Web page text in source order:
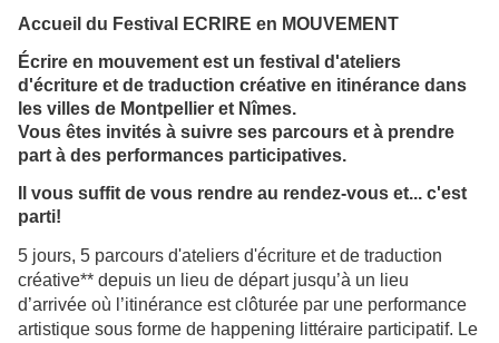
Accueil du Festival ECRIRE en MOUVEMENT
Écrire en mouvement est un festival d'ateliers
d'écriture et de traduction créative en itinérance dans
les villes de Montpellier et Nîmes.
Vous êtes invités à suivre ses parcours et à prendre
part à des performances participatives.
Il vous suffit de vous rendre au rendez-vous et... c'est
parti!
5 jours, 5 parcours d'ateliers d'écriture et de traduction
créative** depuis un lieu de départ jusqu’à un lieu
d’arrivée où l’itinérance est clôturée par une performance
artistique sous forme de happening littéraire participatif. Le